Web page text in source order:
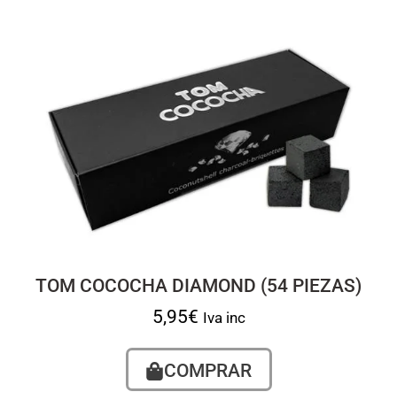
TOM COCOCHA DIAMOND (54 PIEZAS)
5,95€ Iva inc
COMPRAR